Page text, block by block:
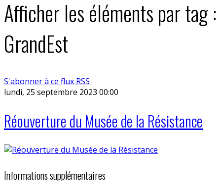
Afficher les éléments par tag :
GrandEst
S'abonner à ce flux RSS
lundi, 25 septembre 2023 00:00
Réouverture du Musée de la Résistance
Informations supplémentaires